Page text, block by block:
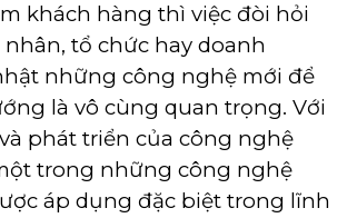
khách hàng thì việc đòi hỏi
tổ chức hay doanh
những công nghệ mới để
là vô cùng quan trọng. Với
phát triển của công nghệ
trong những công nghệ
áp dụng đặc biệt trong lĩnh